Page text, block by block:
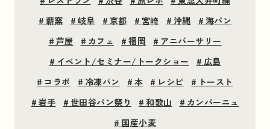
#薪窯 #岐阜 #京都 #宮崎 #沖縄 #海パン
#芦屋 #カフェ #福岡 #アニバーサリー
#イベント/セミナー/トークショー #広島
#コラボ #冷凍パン #本 # レシピ # トースト
#岩手 #世田谷パン祭り #和歌山 #カンパーニュ
#国産小麦